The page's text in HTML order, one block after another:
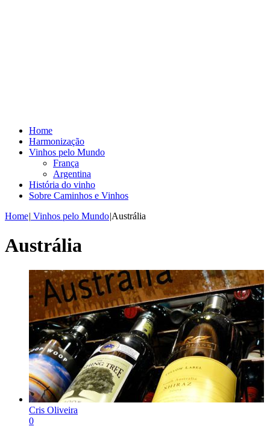
Home
Harmonização
Vinhos pelo Mundo
França
Argentina
História do vinho
Sobre Caminhos e Vinhos
Home| Vinhos pelo Mundo|Austrália
Austrália
Cris Oliveira
0